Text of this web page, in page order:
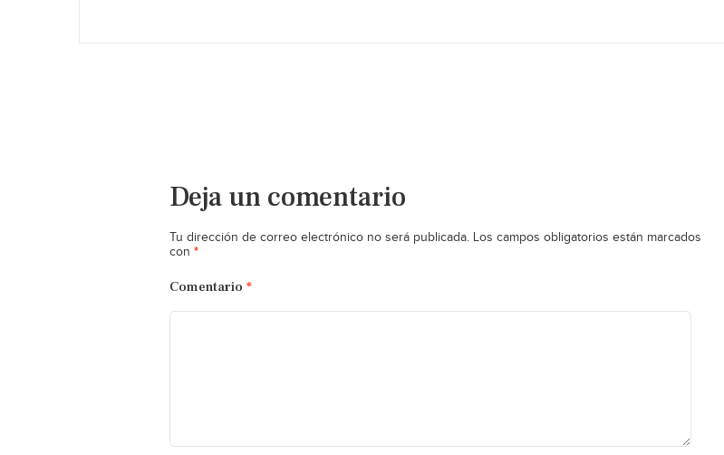
Deja un comentario
Tu dirección de correo electrónico no será publicada. Los campos obligatorios están marcados
con *
Comentario *